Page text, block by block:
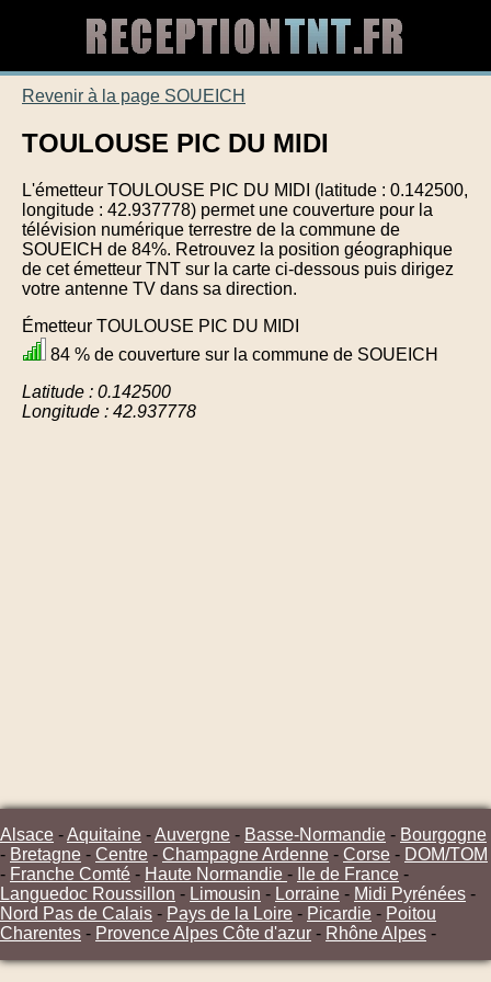
Revenir à la page SOUEICH
TOULOUSE PIC DU MIDI
L'émetteur TOULOUSE PIC DU MIDI (latitude : 0.142500,
longitude : 42.937778) permet une couverture pour la
télévision numérique terrestre de la commune de
SOUEICH de 84%. Retrouvez la position géographique
de cet émetteur TNT sur la carte ci-dessous puis dirigez
votre antenne TV dans sa direction.
Émetteur TOULOUSE PIC DU MIDI
84 % de couverture sur la commune de SOUEICH
Latitude : 0.142500
Longitude : 42.937778
Alsace -Aquitaine -Auvergne - Basse-Normandie - Bourgogne
- Bretagne - Centre - Champagne Ardenne - Corse - DOM/TOM
- Franche Comté - Haute Normandie - Ile de France -
Languedoc Roussillon - Limousin - Lorraine - Midi Pyrénées -
Nord Pas de Calais - Pays de la Loire - Picardie - Poitou
Charentes - Provence Alpes Côte d'azur - Rhône Alpes -